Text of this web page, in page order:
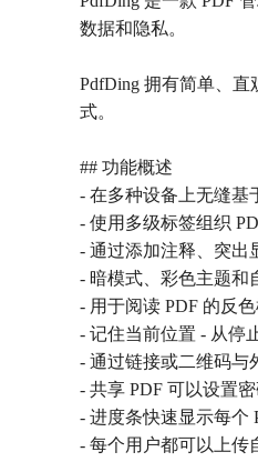
数据和隐私。
PdfDing 拥有简单、
式。
## 功能概述
- 在多种设备上无缝基
- 使用多级标签组织
- 通过添加注释、突出
- 暗模式、彩色主题和
- 用于阅读 PDF 的反
- 记住当前位置 - 从停
- 通过链接或二维码与
- 共享 PDF 可以设置
- 进度条快速显示每个
- 每个用户都可以上传